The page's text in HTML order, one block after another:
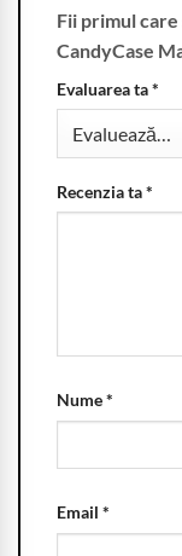
Fii primul
CandyCase
Evaluarea ta*
Recenzia ta*
Nume*
Email *